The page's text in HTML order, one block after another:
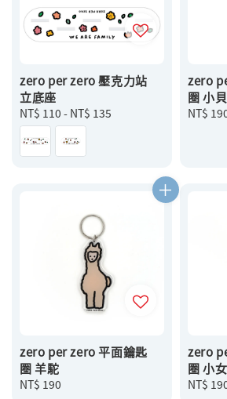
zero per zero 壓克力站
立底座
Regular
price
NT$ 110 - NT$ 135
zero
圈 小
Regular
NT$
zero per zero 平面鑰匙
圈 羊駝
Regular
NT$ 190
zero
圈 小
Regular
NT$